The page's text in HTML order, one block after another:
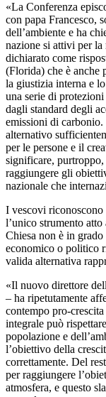
«La Conferenza
con papa Francesco,
dell’ambiente e ha
nazione si attivi per
dichiarato come
(Florida) che è anche
la giustizia interna e
una serie di
dagli standard degli
emissioni di carbonio.
alternativo
per le persone e il
significare,
raggiungere gli
nazionale che
I vescovi riconoscono
l’unico strumento
Chiesa non è in
economico o politico
valida alternativa
«Il nuovo direttore
– ha ripetutamente
contempo pro-
integrale può
popolazione e
l’obiettivo della
correttamente. Del
per raggiungere
atmosfera, e questo